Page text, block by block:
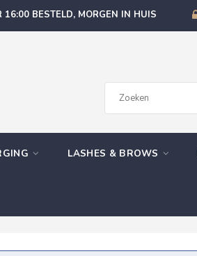
16:00 BESTELD, MORGEN IN HUIS
LASHES & BROWS